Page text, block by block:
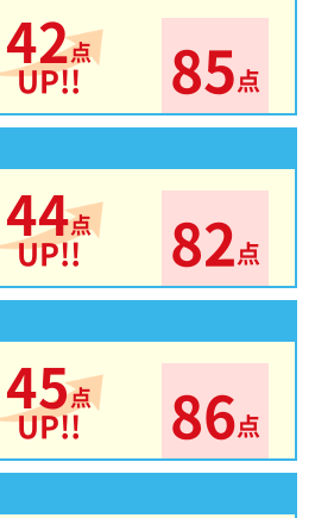
85点
42点
UP!!
82点
44点
UP!!
86点
45点
UP!!